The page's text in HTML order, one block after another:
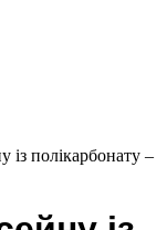
із полікарбонату –